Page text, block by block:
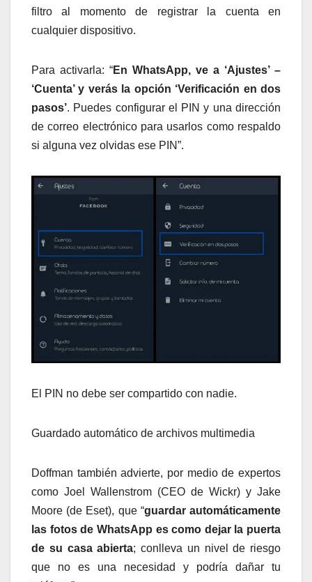
filtro al momento de registrar la cuenta en
cualquier dispositivo.
Para activarla: “En WhatsApp, ve a ‘Ajustes’ –
‘Cuenta’ y verás la opción ‘Verificación en dos
pasos’. Puedes configurar el PIN y una dirección
de correo electrónico para usarlos como respaldo
si alguna vez olvidas ese PIN”.
El PIN no debe ser compartido con nadie.
Guardado automático de archivos multimedia
Doffman también advierte, por medio de expertos
como Joel Wallenstrom (CEO de Wickr) y Jake
Moore (de Eset), que “guardar automáticamente
las fotos de WhatsApp es como dejar la puerta
de su casa abierta; conlleva un nivel de riesgo
que no es una necesidad y podría dañar tu